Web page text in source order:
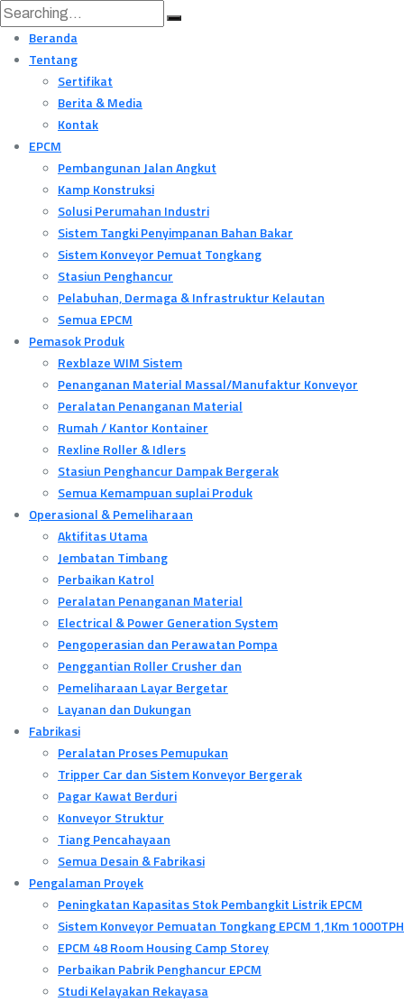
Beranda
Tentang
Sertifikat
Berita & Media
Kontak
EPCM
Pembangunan Jalan Angkut
Kamp Konstruksi
Solusi Perumahan Industri
Sistem Tangki Penyimpanan Bahan Bakar
Sistem Konveyor Pemuat Tongkang
Stasiun Penghancur
Pelabuhan, Dermaga & Infrastruktur Kelautan
Semua EPCM
Pemasok Produk
Rexblaze WIM Sistem
Penanganan Material Massal/Manufaktur Konveyor
Peralatan Penanganan Material
Rumah / Kantor Kontainer
Rexline Roller & Idlers
Stasiun Penghancur Dampak Bergerak
Semua Kemampuan suplai Produk
Operasional & Pemeliharaan
Aktifitas Utama
Jembatan Timbang
Perbaikan Katrol
Peralatan Penanganan Material
Electrical & Power Generation System
Pengoperasian dan Perawatan Pompa
Penggantian Roller Crusher dan
Pemeliharaan Layar Bergetar
Layanan dan Dukungan
Fabrikasi
Peralatan Proses Pemupukan
Tripper Car dan Sistem Konveyor Bergerak
Pagar Kawat Berduri
Konveyor Struktur
Tiang Pencahayaan
Semua Desain & Fabrikasi
Pengalaman Proyek
Peningkatan Kapasitas Stok Pembangkit Listrik EPCM
Sistem Konveyor Pemuatan Tongkang EPCM 1,1Km
EPCM 48 Room Housing Camp Storey
Perbaikan Pabrik Penghancur EPCM
Studi Kelayakan Rekayasa